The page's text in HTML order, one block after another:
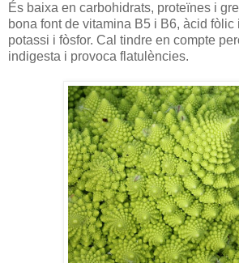
És baixa en carbohidrats, proteïnes i
bona font de vitamina B5 i B6, àcid fòlic
potassi i fòsfor. Cal tindre en compte
indigesta i provoca flatulències.